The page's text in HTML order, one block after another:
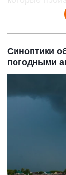
Синоптики
погодными